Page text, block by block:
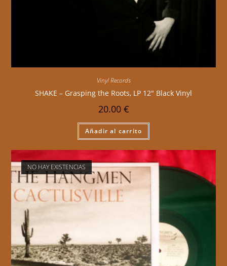
Vinyl Records
SHAKE – Grasping the Roots, LP 12″ Black Vinyl
20.00 €
Añadir al carrito
NO HAY EXISTENCIAS